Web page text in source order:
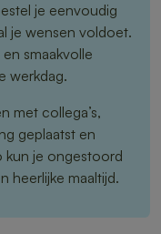
je eenvoudig
je wensen voldoet.
smaakvolle
werkdag.
met collega’s,
geplaatst en
kun je ongestoord
heerlijke maaltijd.